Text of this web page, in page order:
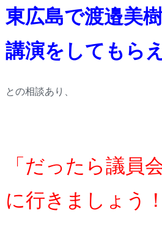
東広島で渡邉美
講演をしてもら
との相談あり、
「だったら議員
に行きましょう！